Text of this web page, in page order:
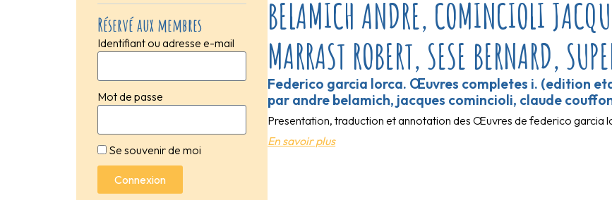
Réservé aux membres
Identifiant ou adresse e-mail
Mot de passe
Se souvenir de moi
Connexion
BELAMICH ANDRE, COMINCIOLI
MARRAST ROBERT, SESE BERNARD,
Federico garcia lorca. Œuvres completes i. (edition
par andre belamich, jacques comincioli, claude
Presentation, traduction et annotation des Œuvres de federico garcia
En savoir plus